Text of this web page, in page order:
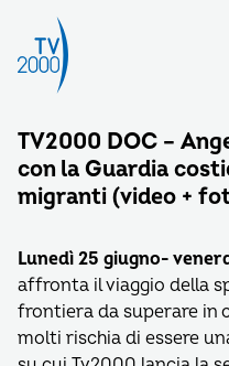
TV2000 DOC –
con la Guardia
migranti (video +
Lunedì 25 giugno-
affronta il viaggio della
frontiera da superare in
molti rischia di essere